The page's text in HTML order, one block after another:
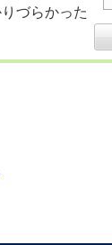
づらかった